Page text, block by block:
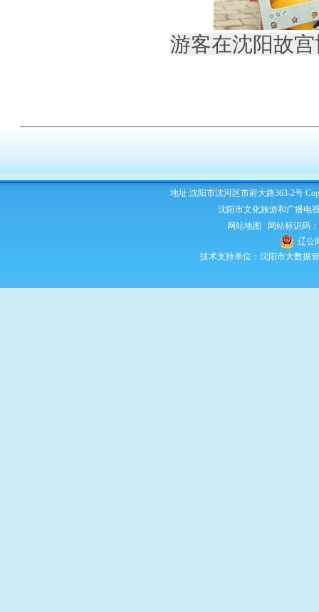
游客在沈阳故
地址:沈阳市沈河区市府大路363-2号
沈阳市文化旅游和广播电
网站地图
网站标识码
辽公
技术支持单位：沈阳市大数据